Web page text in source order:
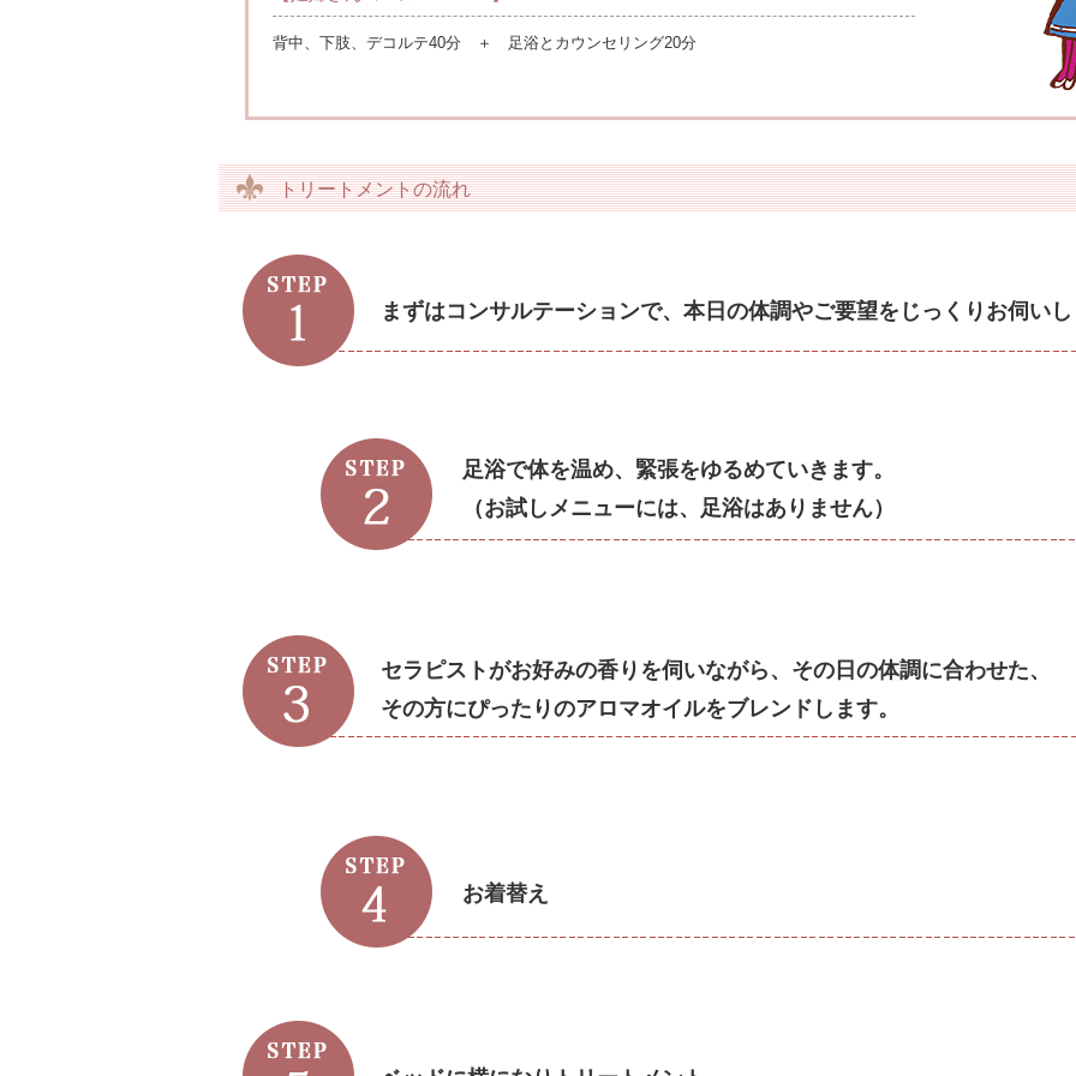
背中、下肢、デコルテ40分 ＋ 足浴とカウンセリング20分
トリートメントの流れ
まずはコンサルテーションで、本日の体調やご要望をじっくりお伺い
足浴で体を温め、緊張をゆるめていきます。
（お試しメニューには、足浴はありません）
セラピストがお好みの香りを伺いながら、その日の体調に合わせた、
その方にぴったりのアロマオイルをブレンドします。
お着替え